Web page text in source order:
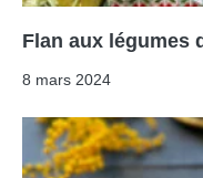
Flan aux légumes
8 mars 2024